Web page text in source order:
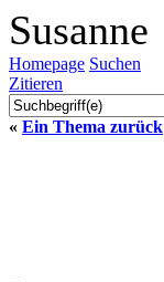
Susanne
Homepage Suchen
Zitieren
« Ein Thema zurück